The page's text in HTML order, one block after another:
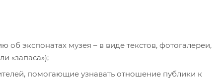
экспонатах музея – в виде текстов, фотогалереи,
«запаса»);
помогающие узнавать отношение публики к